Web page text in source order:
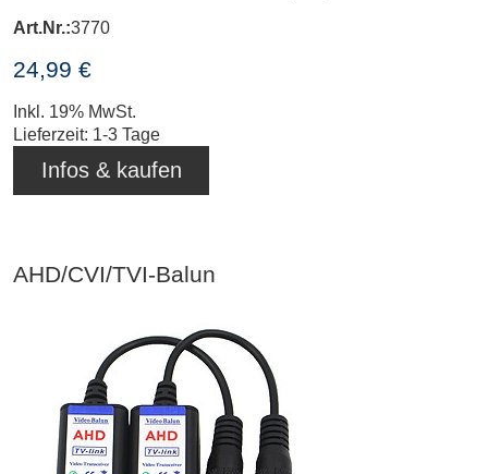
Art.Nr.:3770
24,99 €
Inkl. 19% MwSt.
Lieferzeit: 1-3 Tage
Infos & kaufen
AHD/CVI/TVI-Balun